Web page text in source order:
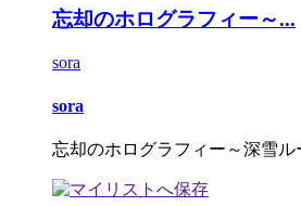
忘却のホログラフィー～...
sora
sora
忘却のホログラフィー～深雪ル